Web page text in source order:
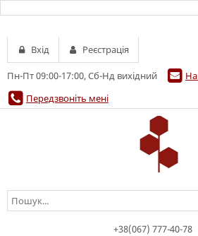
Пн-Пт 09:00-17:00, Сб-Нд вихідний
Передзвоніть мені
Вхід Реєстрація
+38(067) 777-40-78